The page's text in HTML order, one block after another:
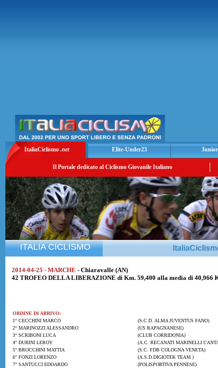
ItaliaCiclismo .net Elite-Under23
Il Portale dedicato al Ciclismo Giovanile Italiano
ITALIA CICLISMO
2014-04-25 - MARCHE - Chiaravalle (AN)
42 TROFEO DELLA LIBERAZIONE di Km. 59,400 alla media di 40,966
ORDINE DI ARRIVO:
1° CECCHINI MARCO
(S.C.D. ALMA JUVENTUS FANO)
2° MARINOZZI ALESSANDRO
(US RAPAGNANESE)
3° SCRIBONI LUCA
(CLUB CORRIDONIA)
4° DUBINI LEROY
(A.C. RECANATI MARINELLI
5° BROCCHINI MATTIA
(S.C. FDB COLOGNA VENETA)
6° FONZI LORENZO
(A.S.D.DIGIOTEK TEAM )
7° SANTUCCI EDOARDO
(POLISPORTIVA PENNESE)